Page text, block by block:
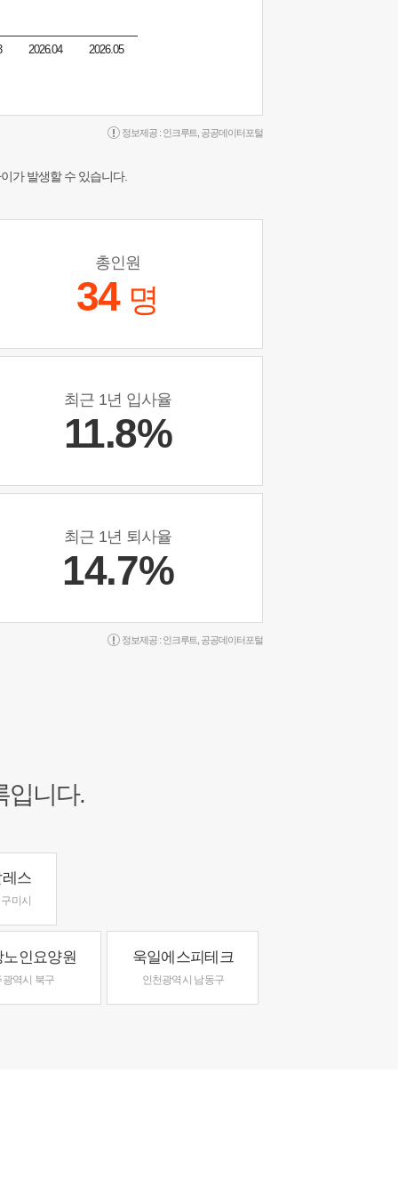
2026.04 2026.05
정보제공 : 인크루트 공공데이터포털
가 발생할 수 있습니다.
총인원
34 명
최근 1년 입사율
11.8%
최근 1년 퇴사율
14.7%
정보제공 : 인크루트 공공데이터포털
입니다.
스
미시
인요양원
역시 북구
욱일에스피테크
인천광역시 남동구